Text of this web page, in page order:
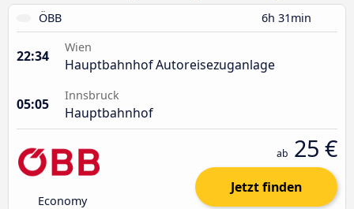
ÖBB 6h 31min
22:34
Wien
Hauptbahnhof Autoreisezuganlage
05:05
Innsbruck
Hauptbahnhof
Economy
ab 25 €
Jetzt finden